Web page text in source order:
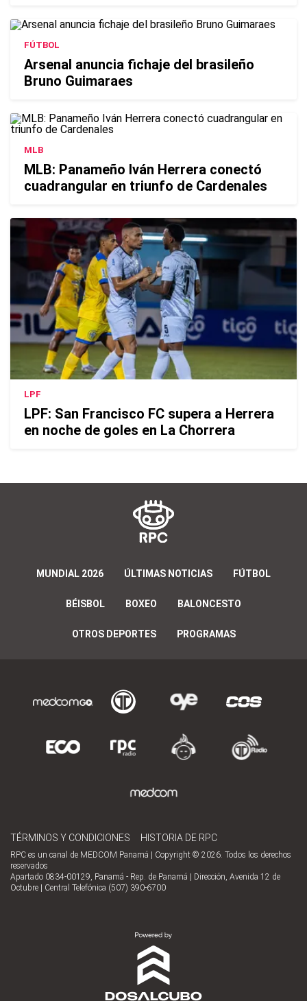
FÚTBOL
Arsenal anuncia fichaje del brasileño
Bruno Guimaraes
MLB
MLB: Panameño Iván Herrera conectó
cuadrangular en triunfo de Cardenales
LPF
LPF: San Francisco FC supera a Herrera
en noche de goles en La Chorrera
MUNDIAL 2026 ÚLTIMAS NOTICIAS FÚTBOL
BÉISBOL BOXEO BALONCESTO
OTROS DEPORTES PROGRAMAS
TÉRMINOS Y CONDICIONES HISTORIA DE RPC
RPC es un canal de MEDCOM Panamá | Copyright © 2026. Todos los derechos
reservados
Apartado 0834-00129, Panamá - Rep. de Panamá | Dirección, Avenida 12 de
Octubre | Central Telefónica (507) 390-6700